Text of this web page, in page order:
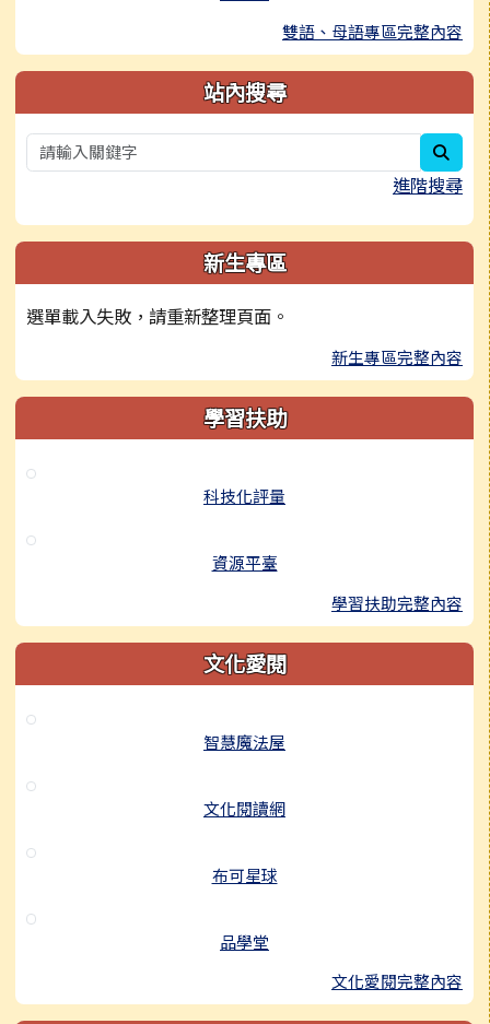
雙語、母語專區完整內容
站內搜尋
進階搜尋
新生專區
選單載入失敗，請重新整理頁面。
新生專區完整內容
學習扶助
科技化評量
資源平臺
學習扶助完整內容
文化愛閱
智慧魔法屋
文化閱讀網
布可星球
品學堂
文化愛閱完整內容